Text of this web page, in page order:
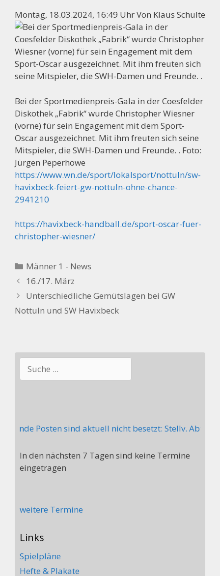
Montag, 18.03.2024, 16:49 Uhr Von Klaus Schulte
Bei der Sportmedienpreis-Gala in der Coesfelder
Diskothek „Fabrik“ wurde Christopher Wiesner
(vorne) für sein Engagement mit dem Sport-
Oscar ausgezeichnet. Mit ihm freuten sich seine
Mitspieler, die SWH-Damen und Freunde. . Foto:
Jürgen Peperhowe
https://www.wn.de/sport/lokalsport/nottuln/sw-
havixbeck-feiert-gw-nottuln-ohne-chance-
2941210
https://havixbeck-handball.de/sport-oscar-fuer-
christopher-wiesner/
Kategorien
Männer 1 - News
16./17. März
Unterschiedliche Gemütslagen bei GW
Nottuln und SW Havixbeck
Posten sind aktuell nicht besetzt: Stellv.
In den nächsten 7 Tagen sind keine Termine
eingetragen
weitere Termine
Links
Spielpläne
Hefte & Plakate